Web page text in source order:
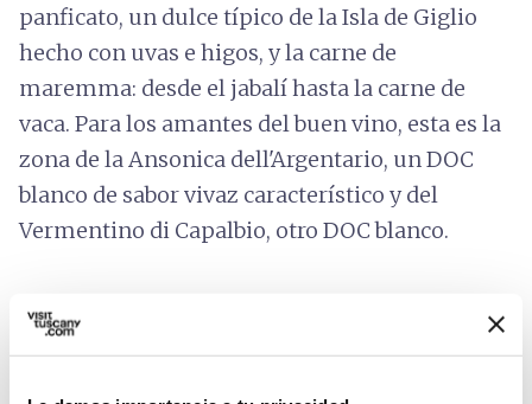
panficato, un dulce típico de la Isla de Giglio
hecho con uvas e higos, y la carne de
maremma: desde el jabalí hasta la carne de
vaca. Para los amantes del buen vino, esta es la
zona de la Ansonica dell'Argentario, un DOC
blanco de sabor vivaz característico y del
Vermentino di Capalbio, otro DOC blanco.
Productos típicos